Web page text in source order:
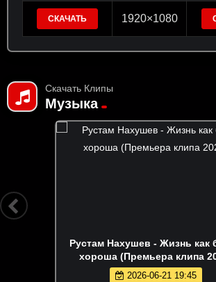
СКАЧАТЬ 1920×1080
Скачать Клипы
Музыка
Рустам Нахушев - Жизнь как
хороша (Премьера клипа
2026-06-21 19:45